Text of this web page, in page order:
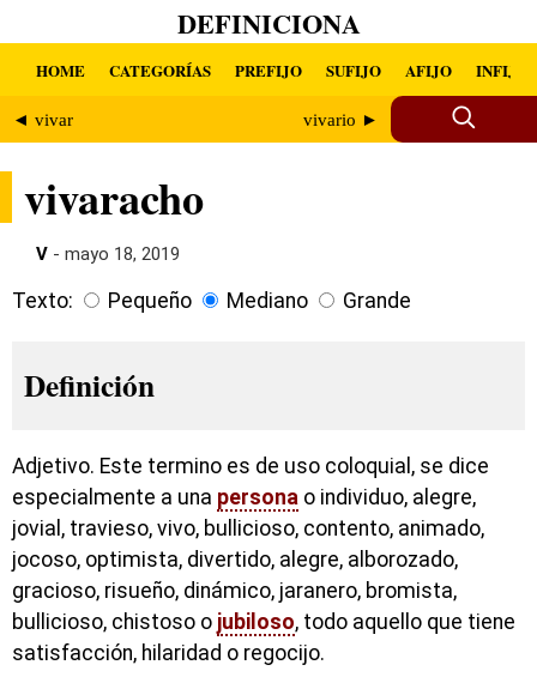
DEFINICIONA
HOME CATEGORÍAS PREFIJO SUFIJO AFIJO INFIJO
◄ vivar vivario ►
vivaracho
V - mayo 18, 2019
Texto: Pequeño Mediano Grande
Definición
Adjetivo. Este termino es de uso coloquial, se dice
especialmente a una persona o individuo, alegre,
jovial, travieso, vivo, bullicioso, contento, animado,
jocoso, optimista, divertido, alegre, alborozado,
gracioso, risueño, dinámico, jaranero, bromista,
bullicioso, chistoso o jubiloso, todo aquello que tiene
satisfacción, hilaridad o regocijo.